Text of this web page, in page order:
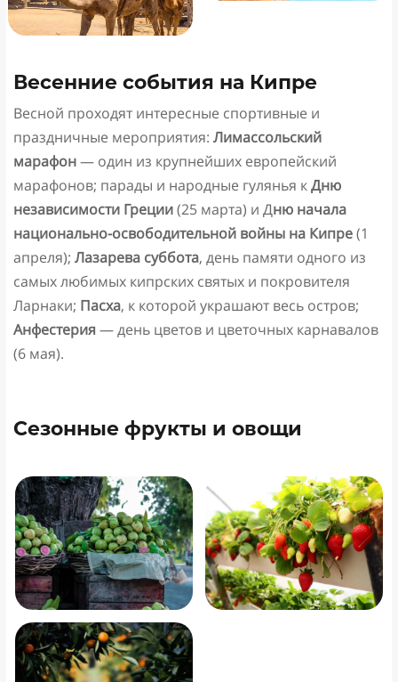
Весенние события на Кипре
Весной проходят интересные спортивные и
праздничные мероприятия:Лимассольский
марафон— один из крупнейших европейский
марафонов; парады и народные гулянья кДню
независимости Греции(25 марта) и Дню начала
национально-освободительной войны на Кипре(1
апреля);Лазарева суббота, день памяти одного из
самых любимых кипрских святых и покровителя
Ларнаки; Пасха, к которой украшают весь остров;
Анфестерия— день цветов и цветочных карнавалов
(6 мая).
Сезонные фрукты и овощи